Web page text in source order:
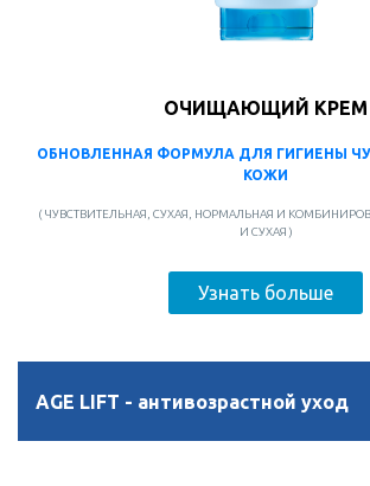
ОЧИЩАЮЩИЙ КРЕМ
ОБНОВЛЕННАЯ ФОРМУЛА ДЛЯ ГИГИЕНЫ
КОЖИ
( ЧУВСТВИТЕЛЬНАЯ, СУХАЯ, НОРМАЛЬНАЯ И
И СУХАЯ )
Узнать больше
AGE LIFT - антивозрастной уход